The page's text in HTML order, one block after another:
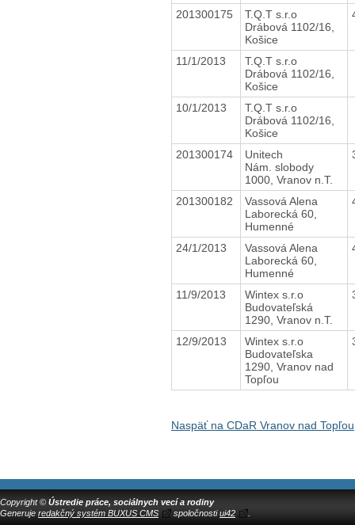
201300175
T.Q.T s.r.o
Drábová 1102/16,
Košice
11/1/2013
T.Q.T s.r.o
Drábová 1102/16,
Košice
10/1/2013
T.Q.T s.r.o
Drábová 1102/16,
Košice
201300174
Unitech
Nám. slobody
1000, Vranov n.T.
201300182
Vassová Alena
Laborecká 60,
Humenné
24/1/2013
Vassová Alena
Laborecká 60,
Humenné
11/9/2013
Wintex s.r.o
Budovateľská
1290, Vranov n.T.
12/9/2013
Wintex s.r.o
Budovateľska
1290, Vranov nad
Topľou
Naspäť na CDaR Vranov nad
Copyright © Ústredie práce, sociálnych vecí a rodiny
Generuje redakčný systém BUXUS CMS spoločnostiui42